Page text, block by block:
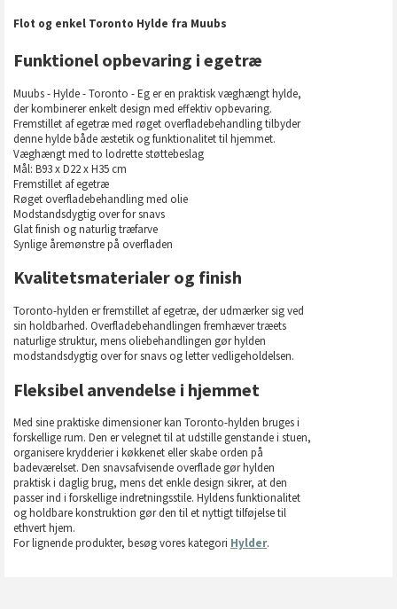
Flot og enkel Toronto Hylde fra Muubs
Funktionel opbevaring i egetræ
Muubs - Hylde - Toronto - Eg er en praktisk væghængt hylde,
der kombinerer enkelt design med effektiv opbevaring.
Fremstillet af egetræ med røget overfladebehandling tilbyder
denne hylde både æstetik og funktionalitet til hjemmet.
Væghængt med to lodrette støttebeslag
Mål: B93 x D22 x H35 cm
Fremstillet af egetræ
Røget overfladebehandling med olie
Modstandsdygtig over for snavs
Glat finish og naturlig træfarve
Synlige åremønstre på overfladen
Kvalitetsmaterialer og finish
Toronto-hylden er fremstillet af egetræ, der udmærker sig ved
sin holdbarhed. Overfladebehandlingen fremhæver træets
naturlige struktur, mens oliebehandlingen gør hylden
modstandsdygtig over for snavs og letter vedligeholdelsen.
Fleksibel anvendelse i hjemmet
Med sine praktiske dimensioner kan Toronto-hylden bruges i
forskellige rum. Den er velegnet til at udstille genstande i stuen,
organisere krydderier i køkkenet eller skabe orden på
badeværelset. Den snavsafvisende overflade gør hylden
praktisk i daglig brug, mens det enkle design sikrer, at den
passer ind i forskellige indretningsstile. Hyldens funktionalitet
og holdbare konstruktion gør den til et nyttigt tilføjelse til
ethvert hjem.
For lignende produkter, besøg vores kategori Hylder.